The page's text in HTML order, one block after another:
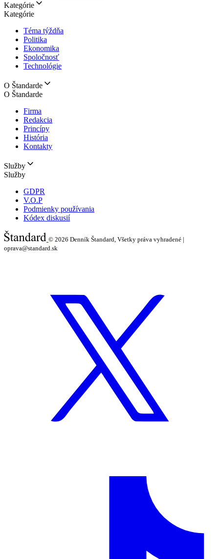
Kategórie
Kategórie
Téma týždňa
Politika
Ekonomika
Spoločnosť
Technológie
O Štandarde
O Štandarde
Firma
Redakcia
Princípy
História
Kontakty
Služby
Služby
GDPR
V.O.P
Podmienky používania
Kódex diskusií
© 2026 Denník Štandard, Všetky práva vyhradené |
oprava@standard.sk